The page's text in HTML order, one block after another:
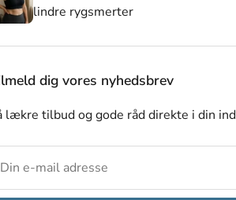
lindre rygsmerter
dig vores nyhedsbrev
lækre tilbud og gode råd direkte i din